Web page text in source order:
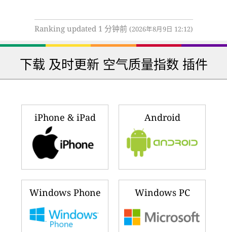
Ranking updated 1 分钟前 (2026年8月9日 12:12)
下载 及时更新 空气质量指数 插件
iPhone & iPad Android
Windows Phone Windows PC